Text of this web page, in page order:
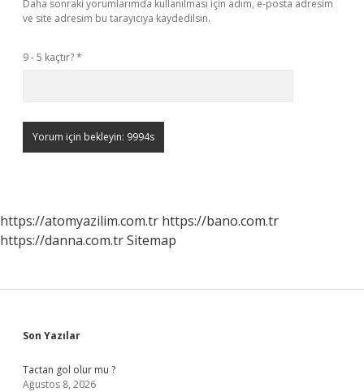
Daha sonraki yorumlarımda kullanılması için adım, e-posta adresim
ve site adresim bu tarayıcıya kaydedilsin.
9 - 5 kaçtır?*
https://atomyazilim.com.tr https://bano.com.tr
https://danna.com.trSitemap
Sidebar
Son Yazılar
Tactan gol olur mu ?
Ağustos 8, 2026